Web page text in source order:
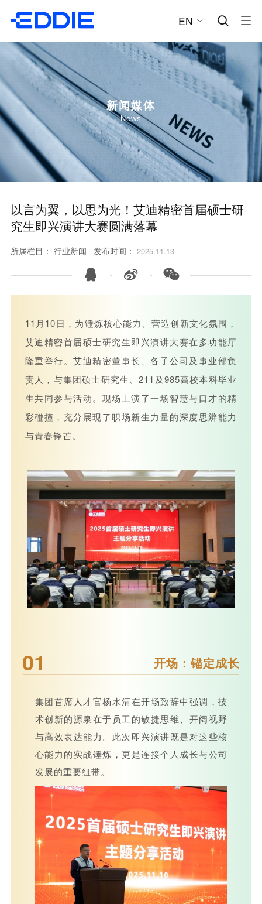
EN  
新闻媒体
News
以言为翼，以思为光！艾迪精密首届硕士研
究生即兴演讲大赛圆满落幕
所属栏目： 行业新闻 发布时间： 2025.11.13
  
11月10日，为锤炼核心能力、营造创新文化氛围，
艾迪精密首届硕士研究生即兴演讲大赛在多功能厅
隆重举行。艾迪精密董事长、各子公司及事业部负
责人，与集团硕士研究生、211及985高校本科毕业
生共同参与活动。现场上演了一场智慧与口才的精
彩碰撞， 充分展现了职场新生力量的深度思辨能力
与青春锋芒。
01 开场：锚定成长
集团首席人才官杨水清在开场致辞中强调，技
术创新的源泉在于员工的敏捷思维、开阔视野
与高效表达能力。此次即兴演讲既是对这些核
心能力的实战锤炼，更是连接个人成长与公司
发展的重要纽带。